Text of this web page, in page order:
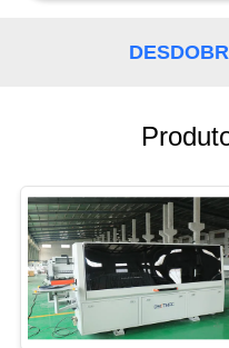
PEÇA
UMAS
CITAÇÕES
MAPA